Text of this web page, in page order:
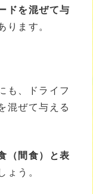
ドを混ぜて与
ります。
も、ドライフ
混ぜて与える
（間食）と表
ょう。